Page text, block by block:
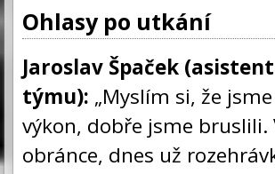
Ohlasy po utkání
Jaroslav Špaček
týmu): „Myslím si, že
výkon, dobře jsme
obránce, dnes už